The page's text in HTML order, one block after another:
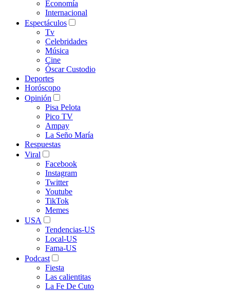
Economía
Internacional
Espectáculos
Tv
Celebridades
Música
Cine
Óscar Custodio
Deportes
Horóscopo
Opinión
Pisa Pelota
Pico TV
Ampay
La Seño María
Respuestas
Viral
Facebook
Instagram
Twitter
Youtube
TikTok
Memes
USA
Tendencias-US
Local-US
Fama-US
Podcast
Fiesta
Las calientitas
La Fe De Cuto